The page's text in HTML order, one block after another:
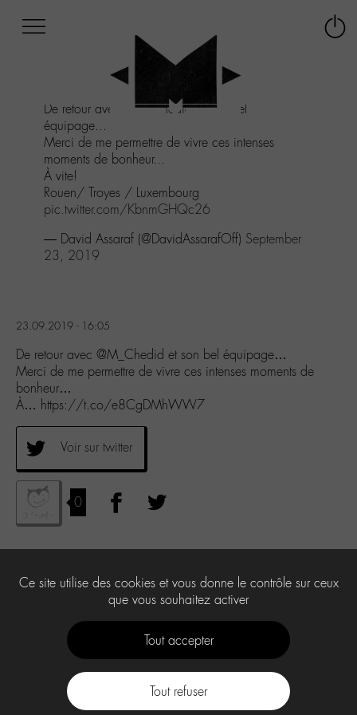
menu
Aller
contenu
Aller
recherche
De retour avec @M_Chedidet son bel
équipage...
Merci de me permettre de vivre ces intenses
moments de bonheur...
À vite!
Rouen/ Troyes / Luxembourg
pic.twitter.com/KbnmGHQc26
— David Assaraf (@DavidAssarafOff) September
23, 2019
23.09.2019 - 16:05
De retour avec @M_Chedid et son bel équipage…
Merci de me permettre de vivre ces intenses moments de
bonheur…
À… https://t.co/e8CgDMhWW7
Voir sur twitter
0
Ce site utilise des cookies et vous donne le contrôle sur ceux
que vous souhaitez activer
Tout accepter
Tout refuser